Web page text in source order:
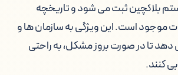
بلاکچین ثبت می شود و تاریخچه
موجود است. این ویژگی به سازمان ها و
دهد تا در صورت بروز مشکل، به راحتی
کنند.